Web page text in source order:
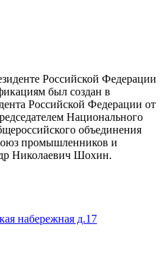
Российской Федерации
был создан в
Российской Федерации от
Национального
объединения
промышленников и
Николаевич Шохин.
набережная д.17